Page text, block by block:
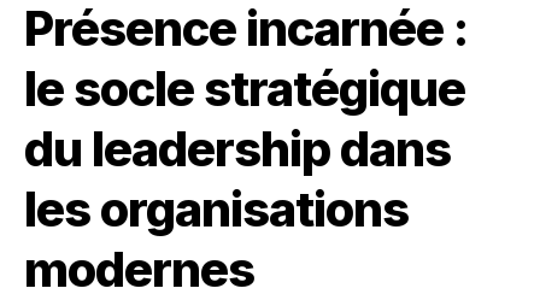
Présence incarnée :
le socle stratégique
du leadership dans
les organisations
modernes